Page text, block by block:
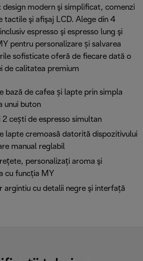
design modern şi simplificat, comenzi
tactile şi afişaj LCD. Alege din 4
espresso şi espresso lung şi
pentru personalizare și salvarea
sofisticate oferă de fiecare dată o
de calitatea premium
bază de cafea și lapte prin simpla
unui buton
2 cești de espresso simultan
lapte cremoasă datorită dispozitivului
manual reglabil
personalizați aroma şi
cu funcţia MY
argintiu cu detalii negre şi interfaţă